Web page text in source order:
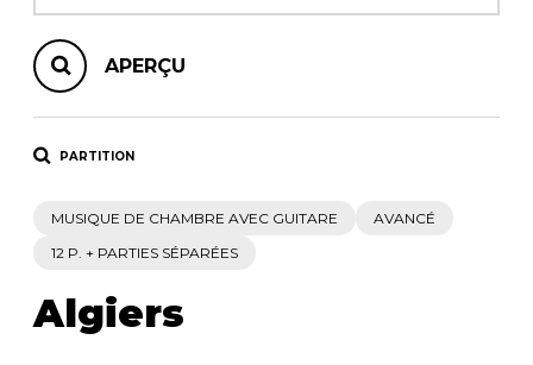
APERÇU
PARTITION
MUSIQUE DE CHAMBRE AVEC GUITARE
AVANCÉ
12 P. + PARTIES SÉPARÉES
Algiers